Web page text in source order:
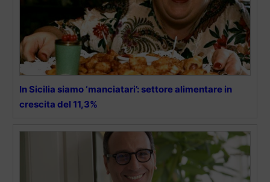
In Sicilia siamo ‘manciatari’: settore alimentare in
crescita del 11,3%